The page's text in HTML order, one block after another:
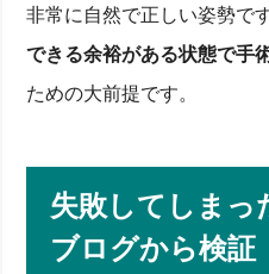
非常に自然で正しい姿勢です
できる余裕がある状態で手
ための大前提です。
失敗してしまっ
ブログから検証
メガネ・コンタクトレン
用
将来の老眼・白内障治
迷ったときに取るべき行